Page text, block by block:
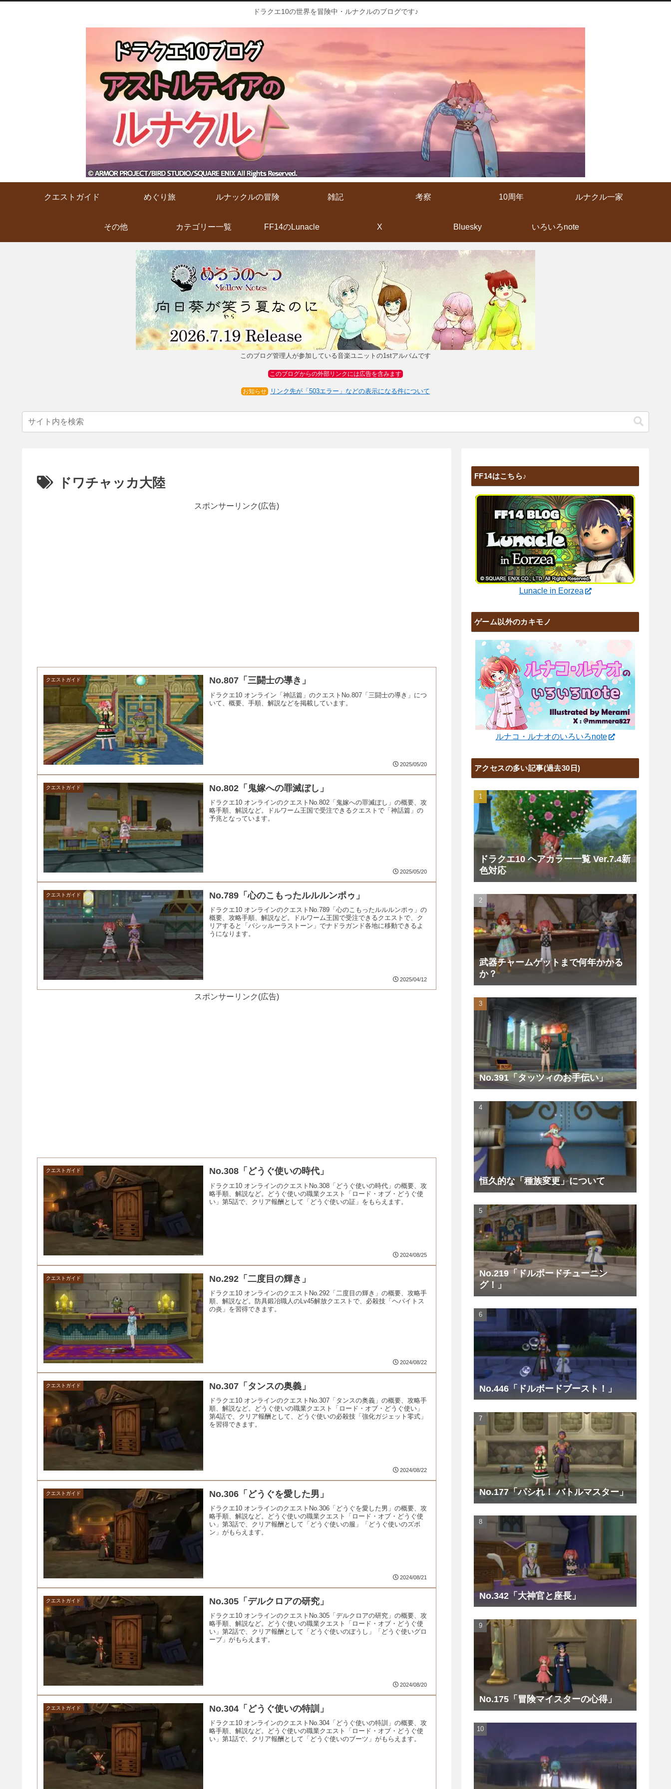
ドラクエ10の世界を冒険中・ルナクルのブログです♪
クエストガイド めぐり旅 ルナックルの冒険 雑記 考察 10周年 ルナクル一家
その他 カテゴリー一覧 FF14のLunacle X Bluesky いろいろnote
このブログ管理人が参加している音楽ユニットの1stアルバムです
このブログからの外部リンクには広告を含みます
お知らせ リンク先が「503エラー」などの表示になる件について
ドワチャッカ大陸
スポンサーリンク(広告)
クエストガイド No.807「三闘士の導き」
ドラクエ10 オンライン「神話篇」のクエストNo.807「三闘士の導き」につ
いて、概要、手順、解説などを掲載しています。
2025/05/20
クエストガイド No.802「鬼嫁への罪滅ぼし」
ドラクエ10 オンラインのクエストNo.802「鬼嫁への罪滅ぼし」の概要、攻
略手順、解説など。ドルワーム王国で受注できるクエストで「神話篇」の
予兆となっています。
2025/05/20
クエストガイド No.789「心のこもったルルルンポゥ」
ドラクエ10 オンラインのクエストNo.789「心のこもったルルルンポゥ」の
概要、攻略手順、解説など。ドルワーム王国で受注できるクエストで、ク
リアすると「バシッルーラストーン」でナドラガンド各地に移動できるよ
うになります。
2025/04/12
スポンサーリンク(広告)
クエストガイド No.308「どうぐ使いの時代」
ドラクエ10 オンラインのクエストNo.308「どうぐ使いの時代」の概要、攻
略手順、解説など。どうぐ使いの職業クエスト「ロード・オブ・どうぐ使
い」第5話で、クリア報酬として「どうぐ使いの証」をもらえます。
2024/08/25
クエストガイド No.292「二度目の輝き」
ドラクエ10 オンラインのクエストNo.292「二度目の輝き」の概要、攻略手
順、解説など。防具鍛冶職人のLv45解放クエストで、必殺技「ヘパイトス
の炎」を習得できます。
2024/08/22
クエストガイド No.307「タンスの奥義」
ドラクエ10 オンラインのクエストNo.307「タンスの奥義」の概要、攻略手
順、解説など。どうぐ使いの職業クエスト「ロード・オブ・どうぐ使い」
第4話で、クリア報酬として、どうぐ使いの必殺技「強化ガジェット零式」
を習得できます。
2024/08/22
クエストガイド No.306「どうぐを愛した男」
ドラクエ10 オンラインのクエストNo.306「どうぐを愛した男」の概要、攻
略手順、解説など。どうぐ使いの職業クエスト「ロード・オブ・どうぐ使
い」第3話で、クリア報酬として「どうぐ使いの服」「どうぐ使いのズボ
ン」がもらえます。
2024/08/21
クエストガイド No.305「デルクロアの研究」
ドラクエ10 オンラインのクエストNo.305「デルクロアの研究」の概要、攻
略手順、解説など。どうぐ使いの職業クエスト「ロード・オブ・どうぐ使
い」第2話で、クリア報酬として「どうぐ使いのぼうし」「どうぐ使いグロ
ーブ」がもらえます。
2024/08/20
クエストガイド No.304「どうぐ使いの特訓」
ドラクエ10 オンラインのクエストNo.304「どうぐ使いの特訓」の概要、攻
略手順、解説など。どうぐ使いの職業クエスト「ロード・オブ・どうぐ使
い」第1話で、クリア報酬として「どうぐ使いのブーツ」がもらえます。
FF14はこちら♪
Lunacle in Eorzea
ゲーム以外のカキモノ
ルナコ・ルナオのいろいろnote
アクセスの多い記事(過去30日)
ドラクエ10 ヘアカラー一覧 Ver.7.4新
色対応
武器チャームゲットまで何年かかる
か？
No.391「タッツィのお手伝い」
恒久的な「種族変更」について
No.219「ドルボードチューニン
グ！」
No.446「ドルボードブースト！」
No.177「パシれ！ バトルマスター」
No.342「大神官と座長」
No.175「冒険マイスターの心得」